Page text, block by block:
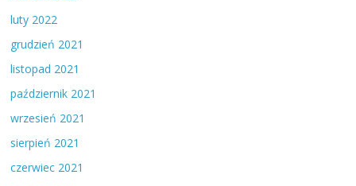
luty 2022
grudzień 2021
listopad 2021
październik 2021
wrzesień 2021
sierpień 2021
czerwiec 2021